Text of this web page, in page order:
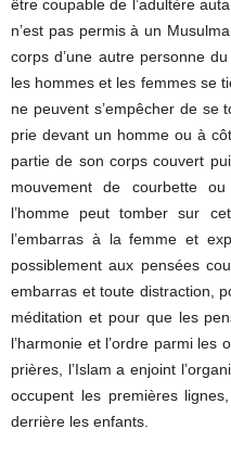
être coupable de l’adultère
n’est pas permis à un
corps d’une autre personne
les hommes et les femmes se
ne peuvent s’empêcher de se
prie devant un homme ou à
partie de son corps couvert
mouvement de courbette
l’homme peut tomber sur
l’embarras à la femme et
possiblement aux pensées
embarras et toute distraction,
méditation et pour que les
l’harmonie et l’ordre parmi
prières, l’Islam a enjoint
occupent les premières
derrière les enfants.